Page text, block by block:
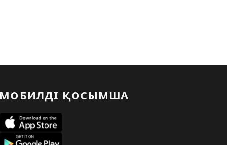
МОБИЛДІ ҚОСЫМША